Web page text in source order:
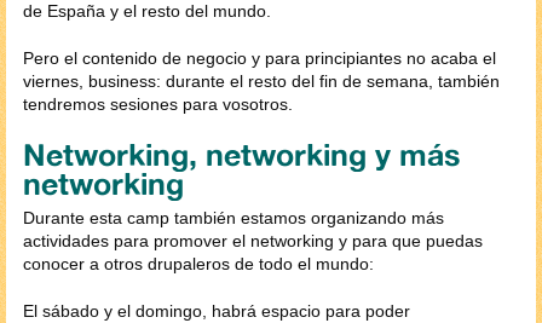
de España y el resto del mundo.
Pero el contenido de negocio y para principiantes no acaba el
viernes, business: durante el resto del fin de semana, también
tendremos sesiones para vosotros.
Networking, networking y más
networking
Durante esta camp también estamos organizando más
actividades para promover el networking y para que puedas
conocer a otros drupaleros de todo el mundo:
El sábado y el domingo, habrá espacio para poder